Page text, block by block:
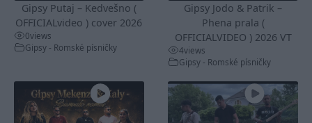
Gipsy Putaj – Kedvešno (
OFFICIALvideo ) cover 2026
0views
Gipsy - Romské písničky
Gipsy Jodo & Patrik –
Phena prala (
OFFICIALVIDEO ) 2026 VT
4views
Gipsy - Romské písničky